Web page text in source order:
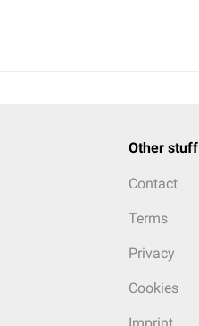
Other stuff
Contact
Terms
Privacy
Cookies